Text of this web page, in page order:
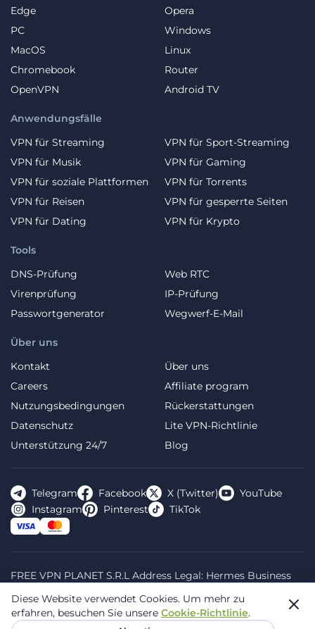
Edge
Opera
PC
Windows
MacOS
Linux
Chromebook
Router
OpenVPN
Android TV
Anwendungsfälle
VPN für Streaming
VPN für Sport-Streaming
VPN für Musik
VPN für Gaming
VPN für soziale Plattformen
VPN für Torrents
VPN für Reisen
VPN für gesperrte Seiten
VPN für Dating
VPN für Krypto
Über uns
Kontakt
Über uns
Careers
Affiliate program
Nutzungsbedingungen
Rückerstattungen
Datenschutz
Lite VPN-Richtlinie
Unterstützung 24/7
Blog
Tools
DNS-Prüfung
Web RTC
Virenprüfung
IP-Prüfung
Passwortgenerator
Wegwerf-E-Mail
Telegram Facebook X (Twitter)
YouTube
Instagram
Pinterest TikTok
FREE VPN PLANET S.R.L Address Legal: Hermes Business
Bucharest, Romania, 020335. Reg.N, 44667783
© 2026 Planet VPN. Alle Rechte vorbehalten.
Diese Website verwendet Cookies. Um mehr zu
erfahren, besuchen Sie unsere Cookie-Richtlinie.